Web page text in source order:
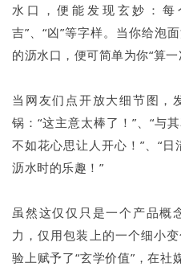
水口，便能发现玄妙：每
吉”、“凶”等字样。当你给泡
的沥水口，便可简单为你“算一
当网友们点开放大细节图，
锅：“这主意太棒了！”、“与
不如花心思让人开心！”、“
沥水时的乐趣！”
虽然这仅仅只是一个产品概
力，仅用包装上的一个细小
验上赋予了“玄学价值”，在社